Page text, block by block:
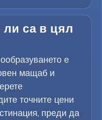
са в цял
е
мащаб и
точните цени
преди да